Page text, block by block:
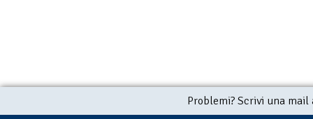
Problemi? Scrivi una